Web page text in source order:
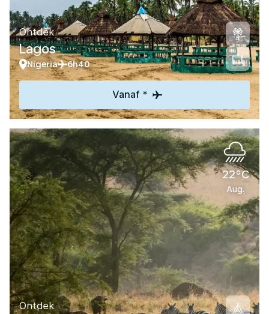
Ontdek
Lagos
Nigeria 6h40
Vanaf *
22°C
Aug.
Ontdek